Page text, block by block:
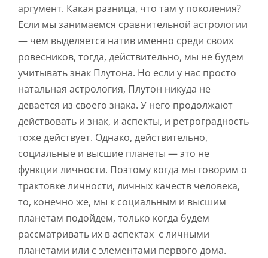
аргумент. Какая разница, что там у поколения?
Если мы занимаемся сравнительной астрологии
— чем выделяется натив именно среди своих
ровесников, тогда, действительно, мы не будем
учитывать знак Плутона. Но если у нас просто
натальная астрология, Плутон никуда не
девается из своего знака. У него продолжают
действовать и знак, и аспекты, и ретроградность
тоже действует. Однако, действительно,
социальные и высшие планеты — это не
функции личности. Поэтому когда мы говорим о
трактовке личности, личных качеств человека,
то, конечно же, мы к социальным и высшим
планетам подойдем, только когда будем
рассматривать их в аспектах с личными
планетами или с элементами первого дома.